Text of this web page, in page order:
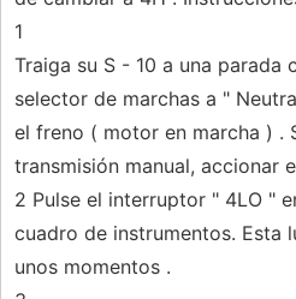
1
Traiga su S - 10 a una parada
selector de marchas a "
el freno ( motor en marcha ) .
transmisión manual, accionar
2 Pulse el interruptor " 4LO "
cuadro de instrumentos. Esta
unos momentos .